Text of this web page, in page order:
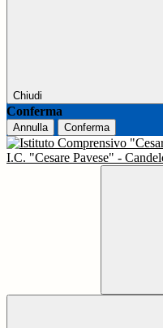
Chiudi
Conferma
Annulla Conferma
I.C. "Cesare Pavese" -